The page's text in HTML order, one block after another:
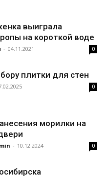
выиграла
на короткой воде
- 04.11.2021 0
плитки для стен
0
морилки на
- 10.12.2024 0